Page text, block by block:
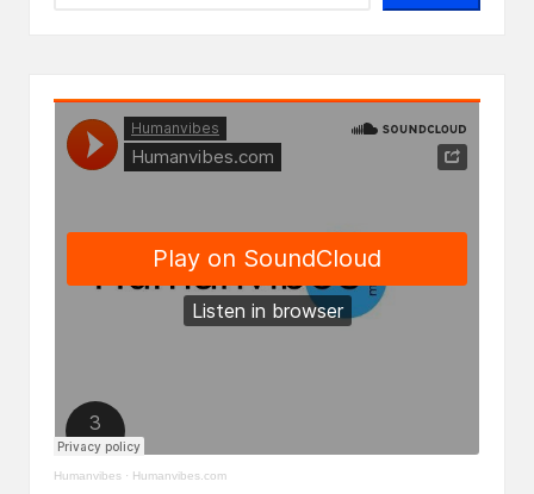
Humanvibes · Humanvibes.com